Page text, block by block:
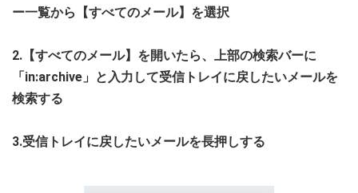
ー一覧から【すべてのメール】を選択
2.【すべてのメール】を開いたら、上部の検索バーに
「in:archive」と入力して受信トレイに戻したいメールを
検索する
3.受信トレイに戻したいメールを長押しする